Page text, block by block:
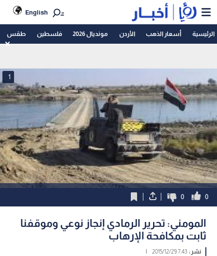
English
الرئيسية أسعار الذهب الأردن مونديال 2026 فلسطين طقس
1
0
0
المومني: تحرير الرمادي إنجاز نوعي وموقفنا
ثابت بمكافحة الإرهاب
نشر :7:43 2015/12/29
|